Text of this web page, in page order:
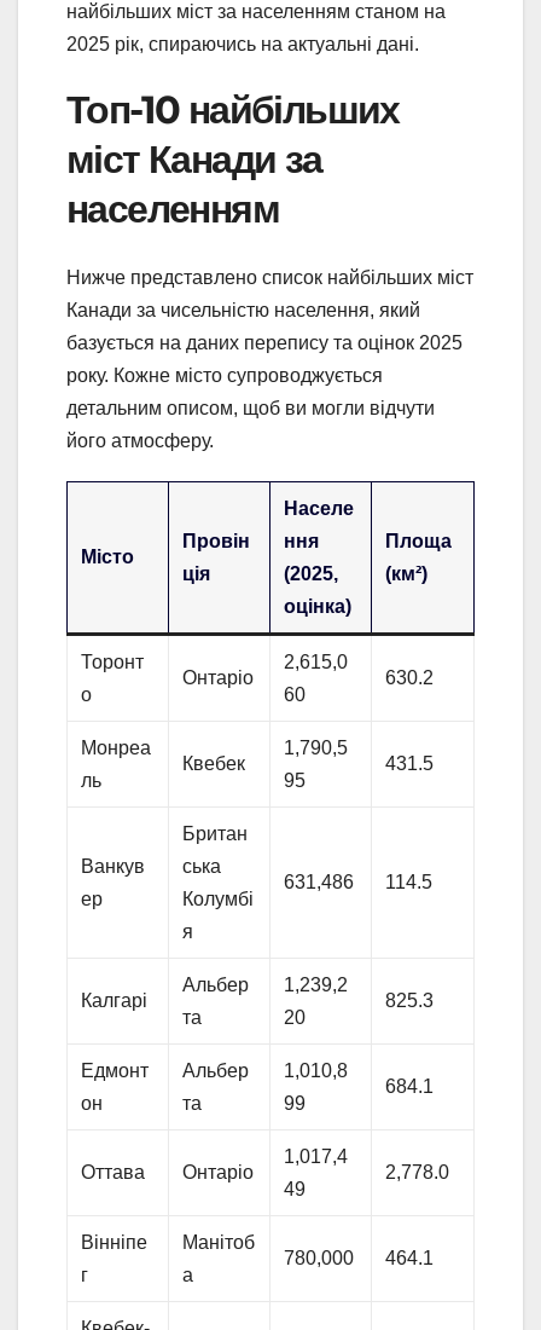
найбільших міст за населенням станом на
2025 рік, спираючись на актуальні дані.
Топ-10 найбільших
міст Канади за
населенням
Нижче представлено список найбільших міст
Канади за чисельністю населення, який
базується на даних перепису та оцінок 2025
року. Кожне місто супроводжується
детальним описом, щоб ви могли відчути
його атмосферу.
Місто
Провін
ція
Населе
ння
(2025,
оцінка)
Площа
(км²)
Торонт
о
Онтаріо
2,615,0
60
630.2
Монреа
ль
Квебек
1,790,5
95
431.5
Ванкув
ер
Британ
ська
Колумбі
я
631,486 114.5
Калгарі
Альбер
та
1,239,2
20
825.3
Едмонт
он
Альбер
та
1,010,8
99
684.1
Оттава Онтаріо
1,017,4
49
2,778.0
Вінніпе
г
Манітоб
а
780,000 464.1